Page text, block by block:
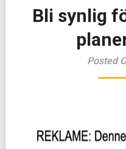
Bli synlig
Posted